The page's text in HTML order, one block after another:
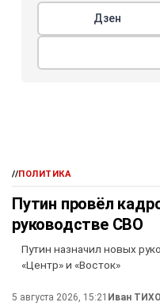
Дзен
//ПОЛИТИКА
Путин провёл
руководстве СВО
Путин назначил новых
«Центр» и «Восток»
5 августа 2026, 15:21 Иван